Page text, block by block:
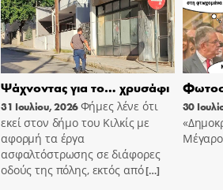
Ψάχνοντας για το… χρυσάφι
31 Ιουλίου, 2026Φήμες λένε ότι
εκεί στον δήμο του Κιλκίς με
αφορμή τα έργα
ασφαλτόστρωσης σε διάφορες
οδούς της πόλης, εκτός από[…]
30
Μέγαρο